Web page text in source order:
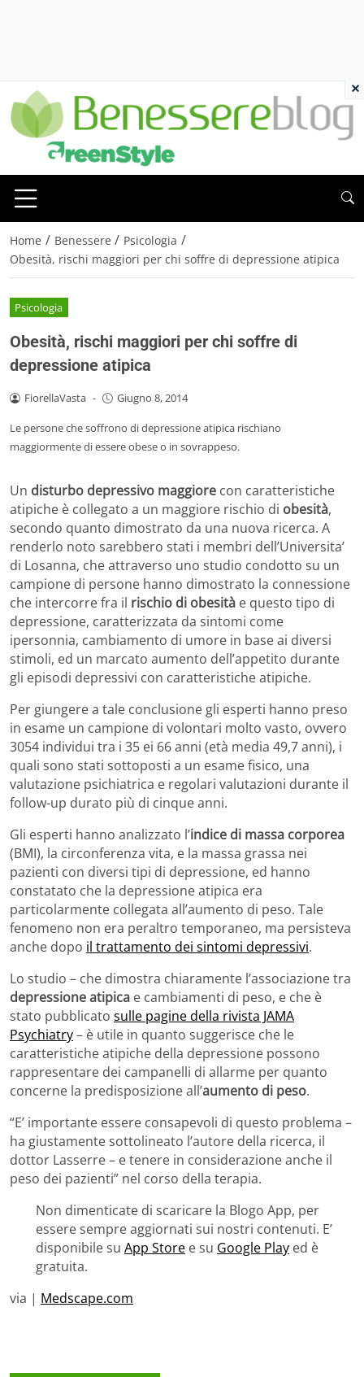
Home / Benessere / Psicologia /
Obesità, rischi maggiori per chi soffre di depressione atipica
Psicologia
Obesità, rischi maggiori per chi soffre di
depressione atipica
FiorellaVasta - Giugno 8, 2014
Le persone che soffrono di depressione atipica rischiano
maggiormente di essere obese o in sovrappeso.
Un disturbo depressivo maggiore con caratteristiche
atipiche è collegato a un maggiore rischio di obesità,
secondo quanto dimostrato da una nuova ricerca. A
renderlo noto sarebbero stati i membri dell’Universita’
di Losanna, che attraverso uno studio condotto su un
campione di persone hanno dimostrato la connessione
che intercorre fra il rischio di obesità e questo tipo di
depressione, caratterizzata da sintomi come
ipersonnia, cambiamento di umore in base ai diversi
stimoli, ed un marcato aumento dell’appetito durante
gli episodi depressivi con caratteristiche atipiche.
Per giungere a tale conclusione gli esperti hanno preso
in esame un campione di volontari molto vasto, ovvero
3054 individui tra i 35 ei 66 anni (età media 49,7 anni), i
quali sono stati sottoposti a un esame fisico, una
valutazione psichiatrica e regolari valutazioni durante il
follow-up durato più di cinque anni.
Gli esperti hanno analizzato l’indice di massa corporea
(BMI), la circonferenza vita, e la massa grassa nei
pazienti con diversi tipi di depressione, ed hanno
constatato che la depressione atipica era
particolarmente collegata all’aumento di peso. Tale
fenomeno non era peraltro temporaneo, ma persisteva
anche dopo il trattamento dei sintomi depressivi.
Lo studio – che dimostra chiaramente l’associazione tra
depressione atipica e cambiamenti di peso, e che è
stato pubblicato sulle pagine della rivista JAMA
Psychiatry– è utile in quanto suggerisce che le
caratteristiche atipiche della depressione possono
rappresentare dei campanelli di allarme per quanto
concerne la predisposizione all’aumento di peso.
“E’ importante essere consapevoli di questo problema –
ha giustamente sottolineato l’autore della ricerca, il
dottor Lasserre – e tenere in considerazione anche il
peso dei pazienti” nel corso della terapia.
Non dimenticate di scaricare la Blogo App, per
essere sempre aggiornati sui nostri contenuti. E’
disponibile su App Store e su Google Play ed è
gratuita.
via | Medscape.com
×